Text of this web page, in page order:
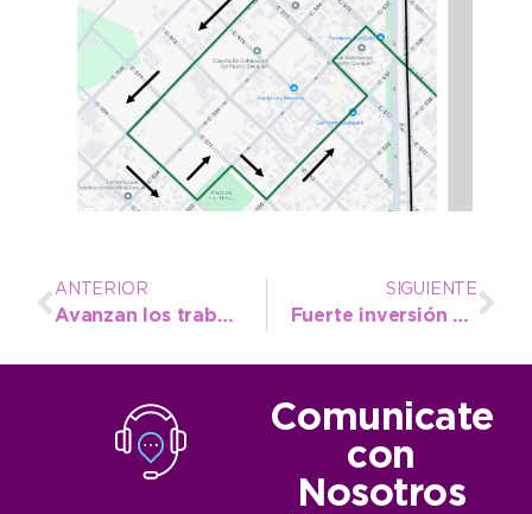
ANTERIOR
Avanzan los trabajos de bacheo y mantenimiento en el microcentro
SIGUIENTE
Fuerte inversión para Necochea: el Intendente acompañó la apertura de la nueva concesionaria de Ford
Comunicate
con
Nosotros